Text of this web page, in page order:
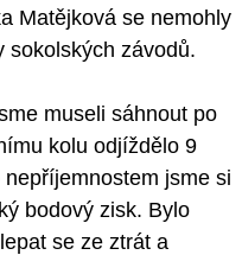
Matějková se nemohly
sokolských závodů.
museli sáhnout po
kolu odjíždělo 9
nepříjemnostem jsmesi
bodový zisk. Bylo
se ze ztrát a